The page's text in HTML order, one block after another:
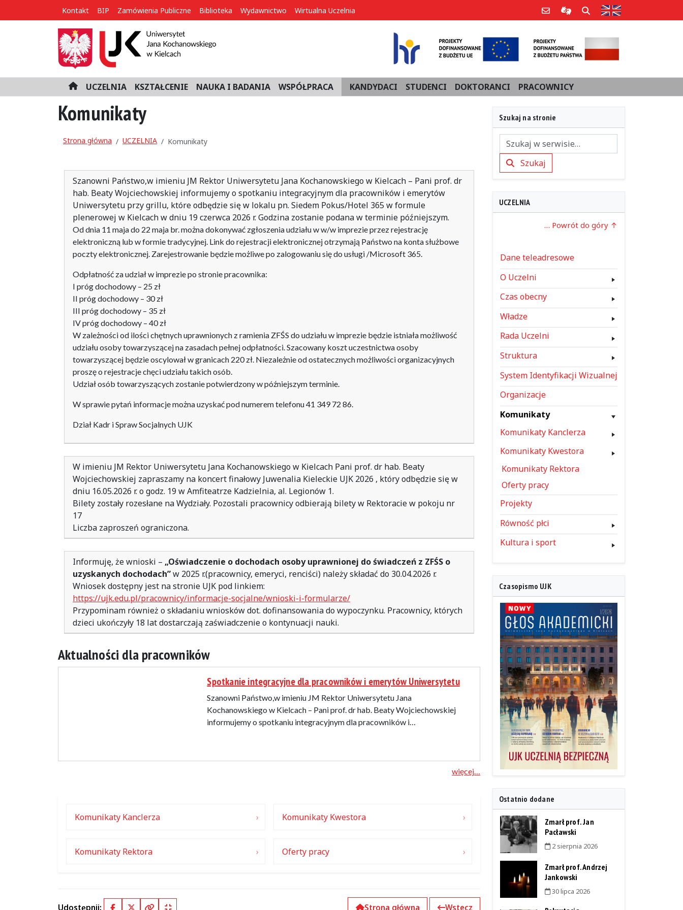
Kontakt BIP Zamówienia Publiczne Biblioteka Wydawnictwo Wirtualna Uczelnia Poczta e-mailInformacje dla użytkowników
Szukaj Strona w języku
H
o
m
e
UCZELNIA KSZTAŁCENIE NAUKA I BADANIA WSPÓŁPRACA KANDYDACI STUDENCI DOKTORANCI PRACOWNICY
Komunikaty
Strona główna UCZELNIA Komunikaty
Szanowni Państwo,w imieniu JM Rektor Uniwersytetu Jana Kochanowskiego w Kielcach – Pani prof. dr
hab. Beaty Wojciechowskiej informujemy o spotkaniu integracyjnym dla pracowników i emerytów
Uniwersytetu przy grillu, które odbędzie się w lokalu pn. Siedem Pokus/Hotel 365 w formule
plenerowej w Kielcach w dniu 19 czerwca 2026 r. Godzina zostanie podana w terminie późniejszym.
Od dnia 11 maja do 22 maja br. można dokonywać zgłoszenia udziału w w/w imprezie przez rejestrację
elektroniczną lub w formie tradycyjnej. Link do rejestracji elektronicznej otrzymają Państwo na konta służbowe
poczty elektronicznej. Zarejestrowanie będzie możliwe po zalogowaniu się do usługi /Microsoft 365.
Odpłatność za udział w imprezie po stronie pracownika:
I próg dochodowy – 25 zł
II próg dochodowy – 30 zł
III próg dochodowy – 35 zł
IV próg dochodowy – 40 zł
W zależności od ilości chętnych uprawnionych z ramienia ZFŚS do udziału w imprezie będzie istniała możliwość
udziału osoby towarzyszącej na zasadach pełnej odpłatności. Szacowany koszt uczestnictwa osoby
towarzyszącej będzie oscylował w granicach 220 zł. Niezależnie od ostatecznych możliwości organizacyjnych
proszę o rejestracje chęci udziału takich osób.
Udział osób towarzyszących zostanie potwierdzony w późniejszym terminie.
W sprawie pytań informacje można uzyskać pod numerem telefonu 41 349 72 86.
Dział Kadr i Spraw Socjalnych UJK
W imieniu JM Rektor Uniwersytetu Jana Kochanowskiego w Kielcach Pani prof. dr hab. Beaty
Wojciechowskiej zapraszamy na koncert finałowy Juwenalia Kieleckie UJK 2026 , który odbędzie się w
dniu 16.05.2026 r. o godz. 19 w Amfiteatrze Kadzielnia, al. Legionów 1.
Bilety zostały rozesłane na Wydziały. Pozostali pracownicy odbierają bilety w Rektoracie w pokoju nr
17
Liczba zaproszeń ograniczona.
Informuję, że wnioski – „Oświadczenie o dochodach osoby uprawnionej do świadczeń z ZFŚS o
uzyskanych dochodach”w 2025 r.(pracownicy, emeryci, renciści) należy składać do 30.04.2026 r.
Wniosek dostępny jest na stronie UJK pod linkiem:
https://ujk.edu.pl/pracownicy/informacje-socjalne/wnioski-i-formularze/
Przypominam również o składaniu wniosków dot. dofinansowania do wypoczynku. Pracownicy, których
dzieci ukończyły 18 lat dostarczają zaświadczenie o kontynuacji nauki.
Aktualności dla pracowników
Spotkanie integracyjne dla pracowników i emerytów Uniwersytetu
Szanowni Państwo,w imieniu JM Rektor Uniwersytetu Jana
Kochanowskiego w Kielcach – Pani prof. dr hab. Beaty Wojciechowskiej
informujemy o spotkaniu integracyjnym dla pracowników i…
więcej…
Komunikaty Kanclerza Komunikaty Kwestora
Komunikaty Rektora Oferty pracy
Udostępnij: Strona główna Wstecz
Szukaj na stronie
SzukajSzukaj
UCZELNIA
… Powrót do góry
Dane teleadresowe
O Uczelni
Czas obecny
Władze
Rada Uczelni
Struktura
System Identyfikacji Wizualnej
Organizacje
Komunikaty
Komunikaty Kanclerza
Komunikaty Kwestora
Komunikaty Rektora
Oferty pracy
Projekty
Równość płci
Kultura i sport
Czasopismo UJK
Ostatnio dodane
Zmarł prof. Jan
Pacławski
2 sierpnia 2026
Zmarł prof. Andrzej
Jankowski
30 lipca 2026